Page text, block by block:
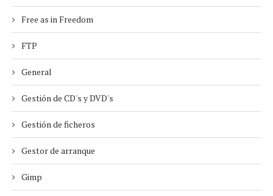
Free as in Freedom
FTP
General
Gestión de CD's y DVD's
Gestión de ficheros
Gestor de arranque
Gimp